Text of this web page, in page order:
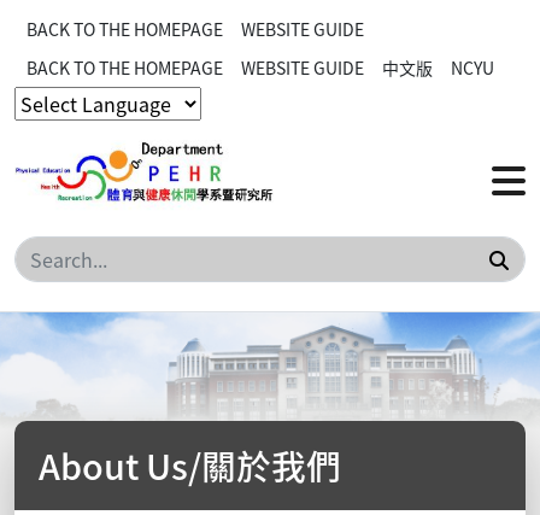
BACK TO THE HOMEPAGE
WEBSITE GUIDE
BACK TO THE HOMEPAGE
WEBSITE GUIDE 中文版 NCYU
About Us/關於我們